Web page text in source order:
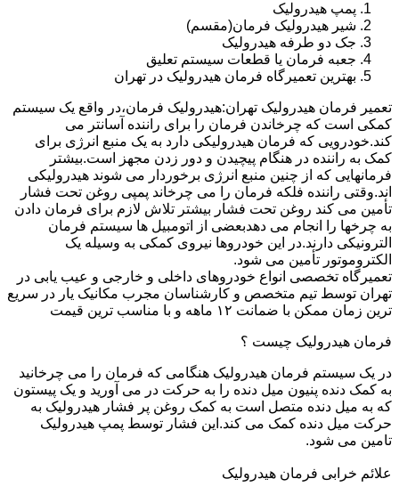
پمپ هیدرولیک
شیر هیدرولیک فرمان(مقسم)
جک دو طرفه هیدرولیک
جعبه فرمان یا قطعات سیستم تعلیق
بهترین تعمیرگاه فرمان هیدرولیک در تهران
تعمیر فرمان هیدرولیک تهران:هیدرولیک فرمان،در واقع یک سیستم
کمکی است که چرخاندن فرمان را برای راننده آسانتر می
کند.خودرویی که فرمان هیدرولیکی دارد به یک منبع انرژی برای
کمک به راننده در هنگام پیچیدن و دور زدن مجهز است.بیشتر
فرمانهایی که از چنین منبع انرژی برخوردار می شوند هیدرولیکی
اند.وقتی راننده فلکه فرمان را می چرخاند پمپی روغن تحت فشار
تأمین می کند روغن تحت فشار بیشتر تلاش لازم برای فرمان دادن
به چرخها را انجام می دهدبعضی از اتومبیل ها سیستم فرمان
الترونیکی دارند.در این خودروها نیروی کمکی به وسیله یک
الکتروموتور تأمین می شود.
تعمیرگاه تخصصی انواع خودروهای داخلی و خارجی و عیب یابی در
تهران توسط تیم متخصص و کارشناسان مجرب مکانیک یار در سریع
ترین زمان ممکن با ضمانت ۱۲ ماهه و با مناسب ترین قیمت
فرمان هیدرولیک چیست ؟
در یک سیستم فرمان هیدرولیک هنگامی که فرمان را می چرخانید
به کمک دنده پنیون میل دنده را به حرکت در می آورید و یک پیستون
که به میل دنده متصل است به کمک روغن پر فشار هیدرولیک به
حرکت میل دنده کمک می کند.این فشار توسط پمپ هیدرولیک
تامین می شود.
علائم خرابی فرمان هیدرولیک